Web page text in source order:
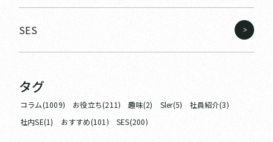
SES
タグ
コラム(1009) お役立ち(211) 趣味(2) Sler(5)
社員紹介(3)
社内SE(1)
おすすめ(101) SES(200)